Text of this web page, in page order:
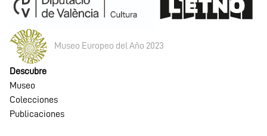
Museo Europeo del Año 2023
Descubre
Museo
Colecciones
Publicaciones